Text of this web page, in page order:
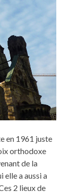
en 1961 juste
orthodoxe
de la
elle a aussi a
2 lieux de